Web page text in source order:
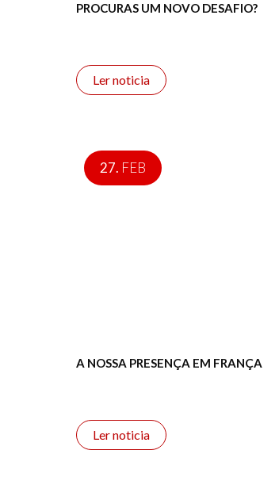
PROCURAS UM NOVO DESAFIO?
Ler noticia
27. FEB
A NOSSA PRESENÇA EM FRANÇA
Ler noticia